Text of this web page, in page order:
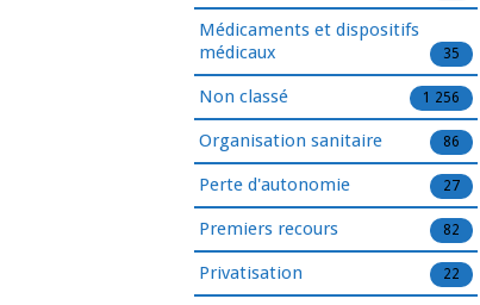
Médicaments et dispositifs
médicaux
35
Non classé 1 256
Organisation sanitaire 86
Perte d'autonomie 27
Premiers recours 82
Privatisation 22